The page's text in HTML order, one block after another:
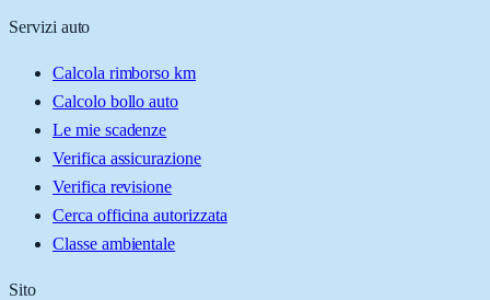
Servizi auto
Calcola rimborso km
Calcolo bollo auto
Le mie scadenze
Verifica assicurazione
Verifica revisione
Cerca officina autorizzata
Classe ambientale
Sito